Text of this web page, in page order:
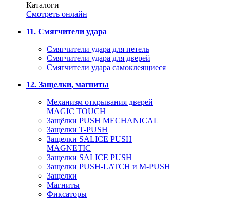
Каталоги
Смотреть онлайн
11. Смягчители удара
Смягчители удара для петель
Смягчители удара для дверей
Cмягчители удара самоклеящиеся
12. Защелки, магниты
Механизм открывания дверей
MAGIC TOUCH
Защёлки PUSH MECHANICAL
Защелки T-PUSH
Защелки SALICE PUSH
MAGNETIC
Защелки SALICE PUSH
Защелки PUSH-LATCH и M-PUSH
Защелки
Магниты
Фиксаторы